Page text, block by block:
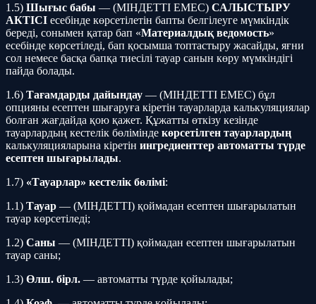
1.5) Шығыс бабы — (МІНДЕТТІ ЕМЕС) САЛЫСТЫРУ
АКТІСІ есебінде көрсетілетін бапты белгілеуге мүмкіндік
береді, сонымен қатар бап «Материалдық ведомость»
есебінде көрсетіледі, бап қосымша топтастыру жасайды, яғни
сол немесе басқа бапқа тиесілі тауар санын көру мүмкіндігі
пайда болады.
1.6) Тағамдарды дайындау — (МІНДЕТТІ ЕМЕС) бұл
опцияны есептен шығаруға кіретін тауарларда калькуляциялар
болған жағдайда қою қажет. Құжатты өткізу кезінде
тауарлардың кестелік бөлімінде көрсетілген тауарлардың
калькуляцияларына кіретін ингредиенттер автоматты түрде
есептен шығарылады.
1.7) «Тауарлар» кестелік бөлімі:
1.1) Тауар — (МІНДЕТТІ) қоймадан есептен шығарылатын
тауар көрсетіледі;
1.2) Саны — (МІНДЕТТІ) қоймадан есептен шығарылатын
тауар саны;
1.3) Өлш. бірл. — автоматты түрде қойылады;